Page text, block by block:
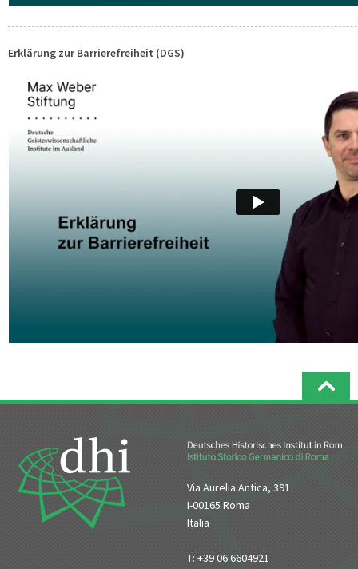
Erklärung zur Barrierefreiheit (DGS)
Via Aurelia Antica, 391
I-00165 Roma
Italia
T: +39 06 6604921